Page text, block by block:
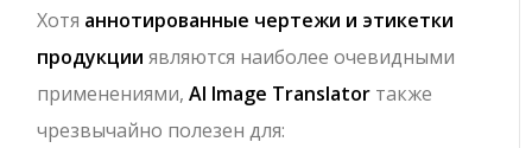
Хотя аннотированные чертежи и этикетки
продукции являются наиболее очевидными
применениями,AI Image Translator также
чрезвычайно полезен для: